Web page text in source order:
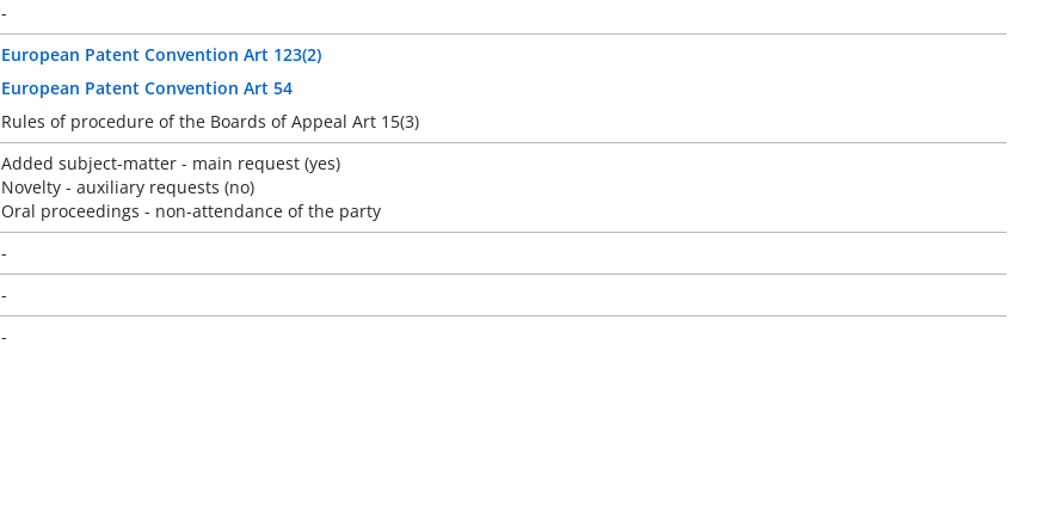
-
European Patent Convention Art 123(2)
European Patent Convention Art 54
Rules of procedure of the Boards of Appeal Art 15(3)
Added subject-matter - main request (yes)
Novelty - auxiliary requests (no)
Oral proceedings - non-attendance of the party
-
-
-